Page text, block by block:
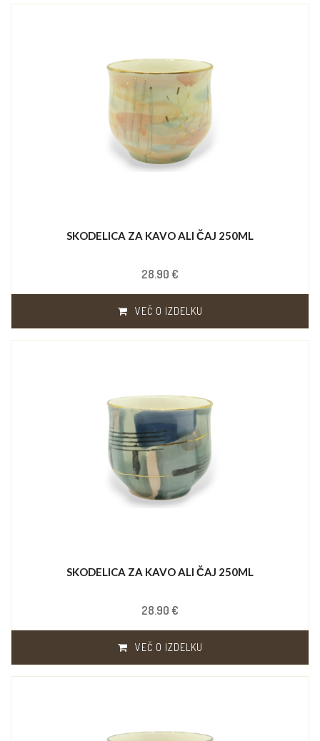
SKODELICA ZA KAVO ALI ČAJ 250ML
28.90 €
VEČ O IZDELKU
SKODELICA ZA KAVO ALI ČAJ 250ML
28.90 €
VEČ O IZDELKU